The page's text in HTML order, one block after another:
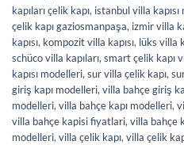
kapıları çelik kapı, istanbul villa
çelik kapı gaziosmanpaşa, izmir villa
kapısı, kompozit villa kapısı, lüks villa
schüco villa kapıları, smart çelik kapı
kapısı modelleri, sur villa çelik kapı,
giriş kapı modelleri, villa bahçe giriş
modelleri, villa bahçe kapı modelleri,
villa bahçe kapisi fiyatlari, villa bahçe
modelleri, villa çelik kapı, villa çelik